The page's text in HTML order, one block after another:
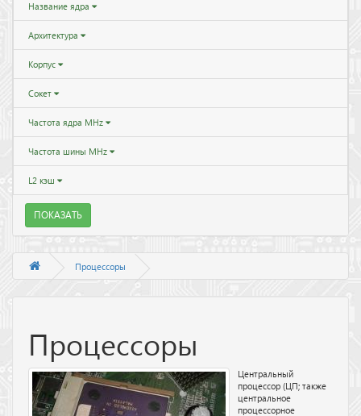
Название ядра
Архитектура
Корпус
Сокет
Частота ядра MHz
Частота шины MHz
L2 кэш
ПОКАЗАТЬ
Процессоры
Процессоры
Центральный
процессор (ЦП; также
центральное
процессорное